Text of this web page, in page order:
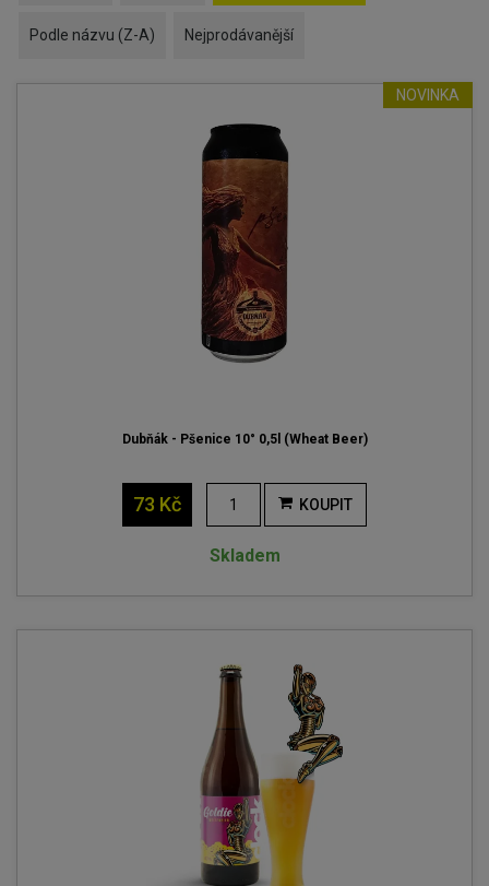
Podle názvu (Z-A) Nejprodávanější
NOVINKA
Dubňák - Pšenice 10° 0,5l (Wheat Beer)
73 Kč KOUPIT
Skladem